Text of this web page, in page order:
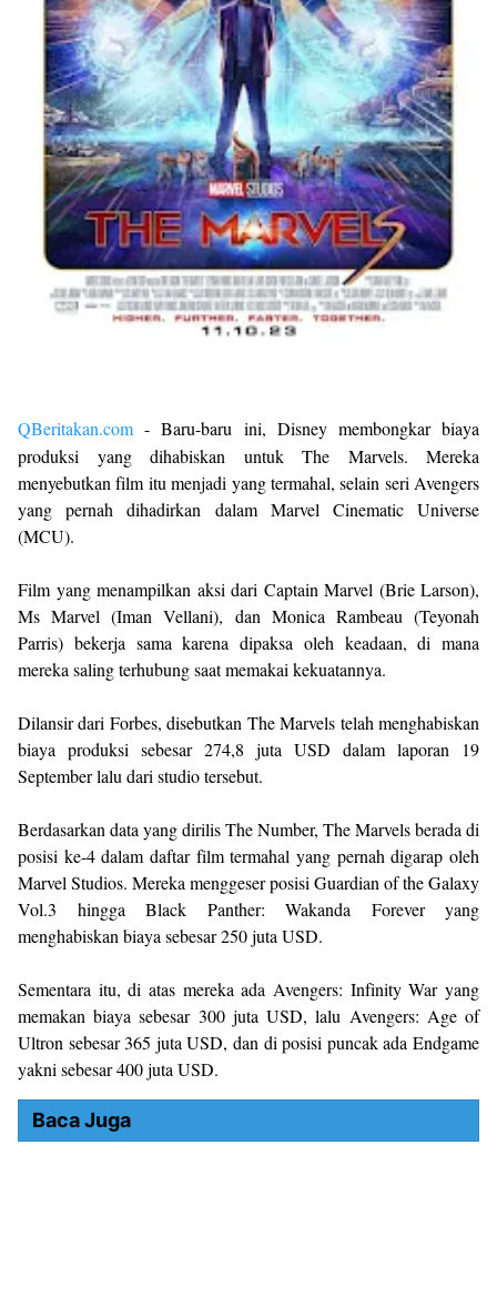
QBeritakan.com - Baru-baru ini, Disney membongkar biaya
produksi yang dihabiskan untuk The Marvels. Mereka
menyebutkan film itu menjadi yang termahal, selain seri Avengers
yang pernah dihadirkan dalam Marvel Cinematic Universe
(MCU).
Film yang menampilkan aksi dari Captain Marvel (Brie Larson),
Ms Marvel (Iman Vellani), dan Monica Rambeau (Teyonah
Parris) bekerja sama karena dipaksa oleh keadaan, di mana
mereka saling terhubung saat memakai kekuatannya.
Dilansir dari Forbes, disebutkan The Marvels telah menghabiskan
biaya produksi sebesar 274,8 juta USD dalam laporan 19
September lalu dari studio tersebut.
Berdasarkan data yang dirilis The Number, The Marvels berada di
posisi ke-4 dalam daftar film termahal yang pernah digarap oleh
Marvel Studios. Mereka menggeser posisi Guardian of the Galaxy
Vol.3 hingga Black Panther: Wakanda Forever yang
menghabiskan biaya sebesar 250 juta USD.
Sementara itu, di atas mereka ada Avengers: Infinity War yang
memakan biaya sebesar 300 juta USD, lalu Avengers: Age of
Ultron sebesar 365 juta USD, dan di posisi puncak ada Endgame
yakni sebesar 400 juta USD.
Baca Juga